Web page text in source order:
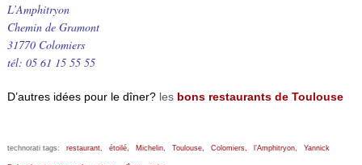
L’Amphitryon
Chemin de Gramont
31770 Colomiers
tél: 05 61 15 55 55
D’autres idées pour le dîner?les bons restaurants de Toulouse
technorati tags: restaurant, étoilé, Michelin, Toulouse, Colomiers, l’Amphitryon, Yannick